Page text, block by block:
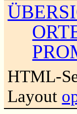
HTML-
Layout